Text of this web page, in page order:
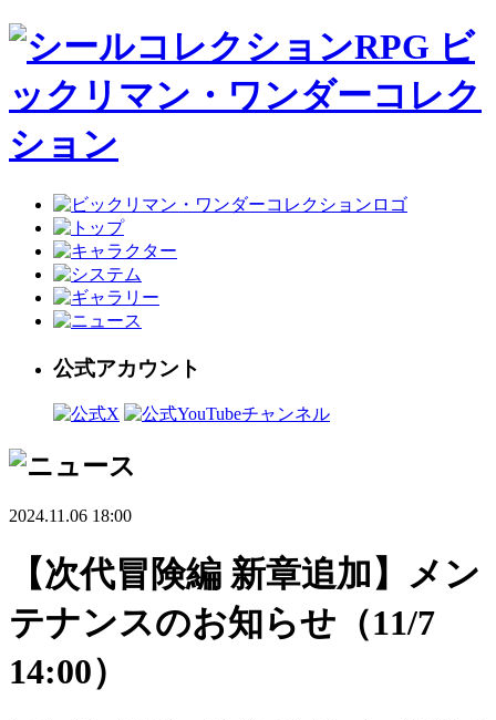
公式アカウント
2024.11.06 18:00
【次代冒険編 新章追加】メン
テナンスのお知らせ（11/7
14:00）